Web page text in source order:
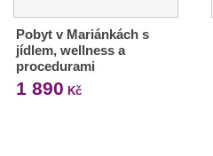
Pobyt v Mariánkách s
jídlem, wellness a
procedurami
1 890 Kč